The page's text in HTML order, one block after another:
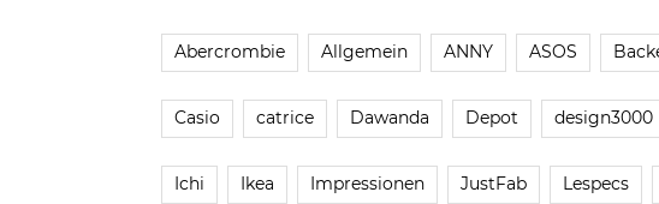
Abercrombie Allgemein ANNY ASOS
Casio catrice Dawanda Depot design3000
Ichi Ikea Impressionen JustFab Lespecs